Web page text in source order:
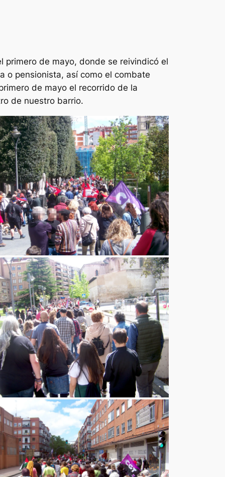
primero de mayo, donde se reivindicó el
o pensionista, así como el combate
de mayo el recorrido de la
de nuestro barrio.